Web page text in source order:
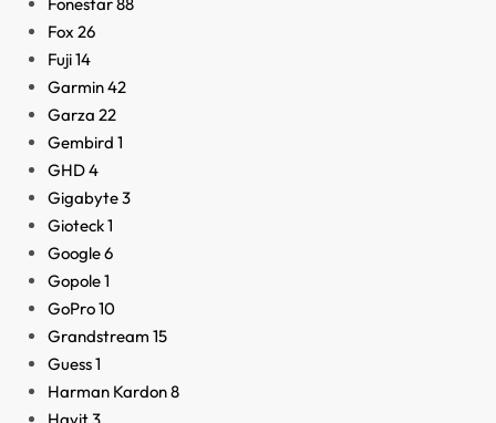
Fox 26
Fuji14
Garmin42
Garza 22
Gembird 1
GHD4
Gigabyte3
Gioteck1
Google6
Gopole1
GoPro10
Grandstream 15
Guess1
Harman Kardon8
Havit3